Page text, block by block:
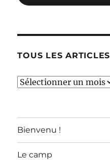
TOUS LES ARTICLES
TOUS
Bienvenu !
Le camp